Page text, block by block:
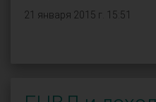
21 января 2015 г. 15:51